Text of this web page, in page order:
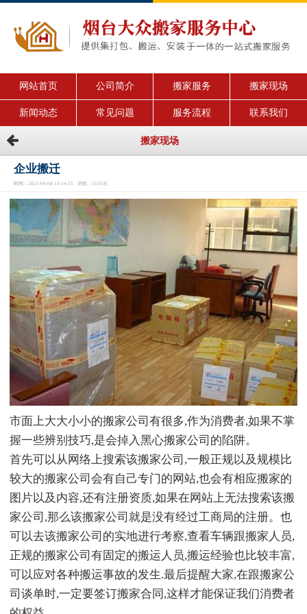
网站首页 公司简介 搬家服务 搬家现场
新闻动态 常见问题 服务流程 联系我们
搬家现场
企业搬迁
时间：2021-09-08 14:14:55 浏览：3105次
市面上大大小小的搬家公司有很多,作为消费者,如果不掌
握一些辨别技巧,是会掉入黑心搬家公司的陷阱。
首先可以从网络上搜索该搬家公司,一般正规以及规模比
较大的搬家公司会有自己专门的网站,也会有相应搬家的
图片以及内容,还有注册资质,如果在网站上无法搜索该搬
家公司,那么该搬家公司就是没有经过工商局的注册。也
可以去该搬家公司的实地进行考察,查看车辆跟搬家人员,
正规的搬家公司有固定的搬运人员,搬运经验也比较丰富,
可以应对各种搬运事故的发生.最后提醒大家,在跟搬家公
司谈单时,一定要签订搬家合同,这样才能保证我们消费者